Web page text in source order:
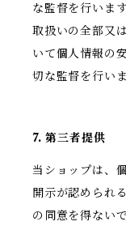
な監督を行いま
取扱いの全部又
いて個人情報の
切な監督を行いま
7. 第三者提供
当ショップは、
開示が認められ
の同意を得ない